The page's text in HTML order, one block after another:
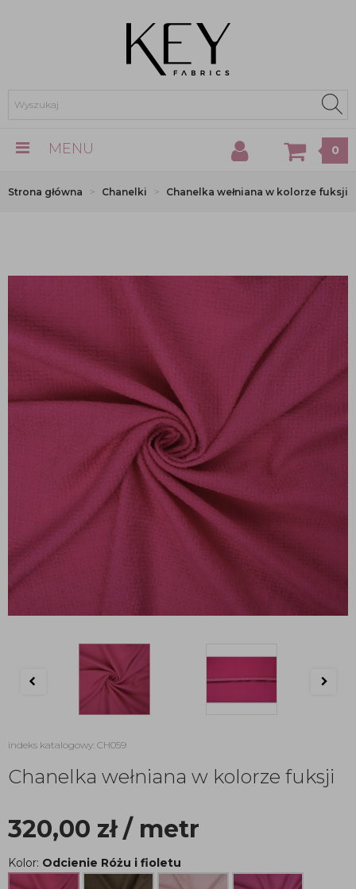
MENU 0
Strona główna Chanelki Chanelka wełniana w kolorze fuksji
indeks katalogowy: CH059
Chanelka wełniana w kolorze fuksji
320,00 zł/ metr
Kolor: Odcienie Różu i fioletu